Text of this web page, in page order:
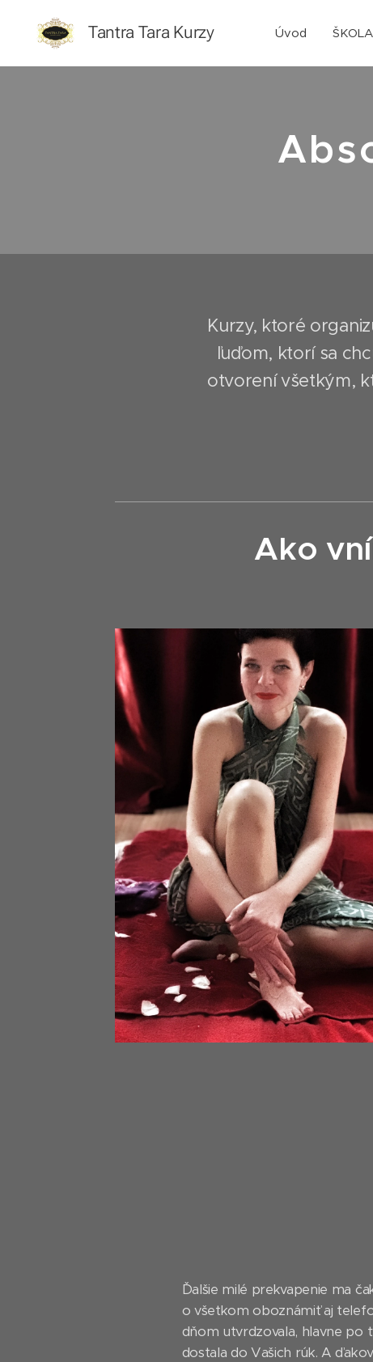
Tantra Tara Kurzy Úvod
Kurzy, ktoré
ľuďom, ktorí sa
otvorení všetkým,
Ako
Ďalšie milé prekvapenie ma
o všetkom oboznámiť aj
dňom utvrdzovala, hlavne po
dostala do Vašich rúk. A